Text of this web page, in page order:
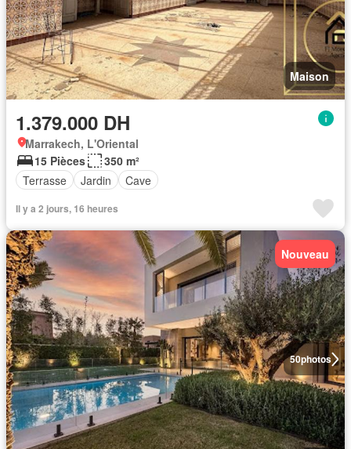
Maison
1.379.000 DH
Marrakech, L'Oriental
15 Pièces
350 m²
Terrasse
Jardin Cave
Il y a 2 jours, 16 heures
50photos
Nouveau